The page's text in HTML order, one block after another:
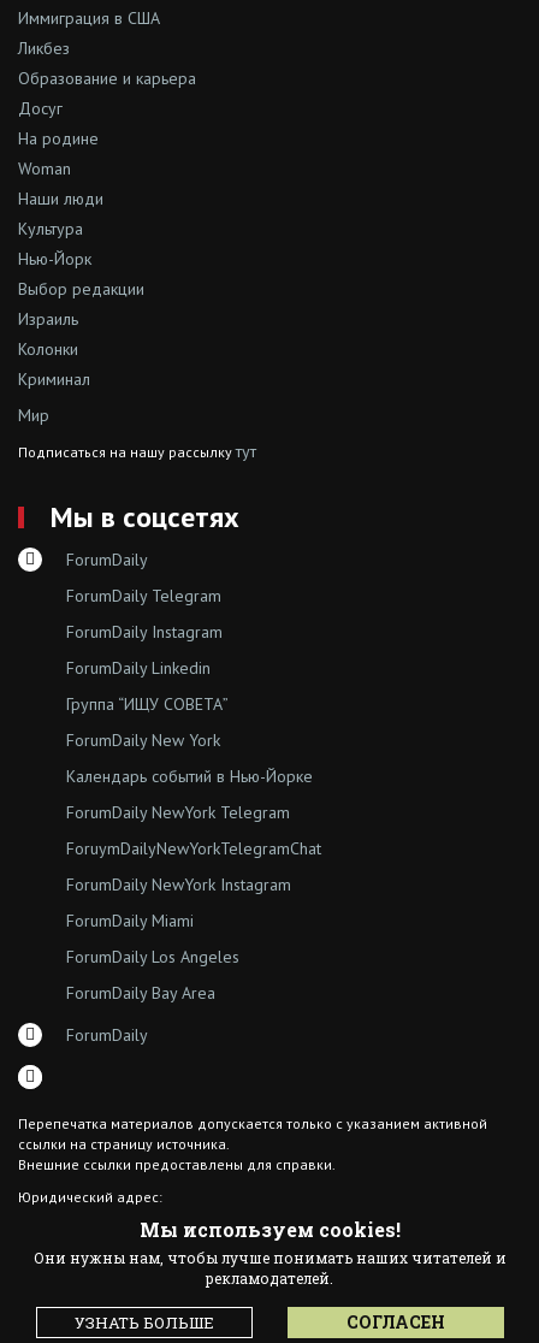
Иммиграция в США
Ликбез
Образование и карьера
Досуг
На родине
Woman
Наши люди
Культура
Нью-Йорк
Выбор редакции
Израиль
Колонки
Криминал
Мир
Подписаться на нашу рассылкутут
Мы в соцсетях
ForumDaily
ForumDaily Telegram
ForumDaily Instagram
ForumDaily Linkedin
Группа “ИЩУ СОВЕТА”
ForumDaily New York
Календарь событий в Нью-Йорке
ForumDaily NewYork Telegram
ForuymDailyNewYorkTelegramChat
ForumDaily NewYork Instagram
ForumDaily Miami
ForumDaily Los Angeles
ForumDaily Bay Area
ForumDaily
Перепечатка материалов допускается только с указанием активной
ссылки на страницу источника.
Внешние ссылки предоставлены для справки.
Юридический адрес:
Brooklyn NY 11204
© 2015 ForumDaily inc.
Designed By иskra*
Мы используем cookies!
Они нужны нам, чтобы лучше понимать наших читателей и
рекламодателей.
УЗНАТЬ БОЛЬШЕ СОГЛАСЕН